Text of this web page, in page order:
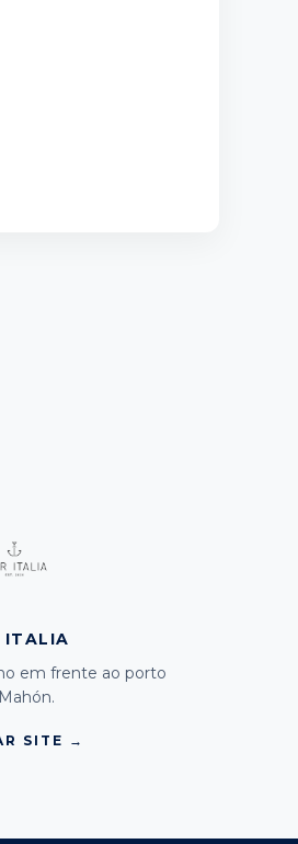
ITALIA
em frente ao porto
SITE →